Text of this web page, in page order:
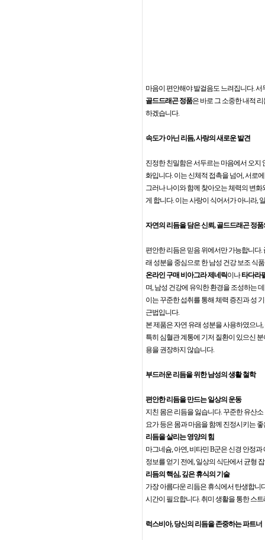
마음이 편안해야 발걸음도 느려집니다.
골드드래곤 정품은 바로 그 소중한 내적
하겠습니다.
속도가 아닌 리듬, 사랑의 새로운 발견
진정한 친밀함은 서두르는 마음에서 오지
화입니다. 이는 신체적 접촉을 넘어, 서로
그러나 나이와 함께 찾아오는 체력의 변
게 합니다. 이는 사랑이 식어서가 아니라,
자연의 리듬을 담은 신뢰, 골드드래곤 정품
편안한 리듬은 믿음 위에서만 가능합니다.
래 성분을 중심으로 한 남성 건강 보조 식
온라인 구매 비아그라 제네릭이나타다라
며, 남성 건강에 유익한 환경을 조성하는
이는 꾸준한 섭취를 통해 체력 증진과 성
근법입니다.
본 제품은 자연 유래 성분을 사용하였으
특히 심혈관 계통에 기저 질환이 있으신
용을 권장하지 않습니다.
부드러운 리듬을 위한 남성의 생활 철학
편안한 리듬을 만드는 일상의 운동
지친 몸은 리듬을 잃습니다. 꾸준한 유산
요가 등은 몸과 마음을 함께 진정시키는
리듬을 살리는 영양의 힘
마그네슘, 아연, 비타민 B군은 신경 안정
정보를 얻기 전에, 일상의 식단에서 균형
리듬의 핵심, 깊은 휴식의 기술
가장 아름다운 리듬은 휴식에서 탄생합니
시간이 필요합니다. 취미 생활을 통한 스
럭스비아, 당신의 리듬을 존중하는 파트너